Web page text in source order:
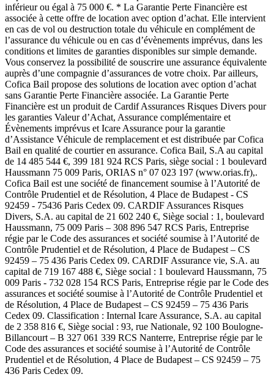
inférieur ou égal à 75 000 €. * La Garantie Perte Financière est
associée à cette offre de location avec option d’achat. Elle intervient
en cas de vol ou destruction totale du véhicule en complément de
l’assurance du véhicule ou en cas d’évènements imprévus, dans les
conditions et limites de garanties disponibles sur simple demande.
Vous conservez la possibilité de souscrire une assurance équivalente
auprès d’une compagnie d’assurances de votre choix. Par ailleurs,
Cofica Bail propose des solutions de location avec option d’achat
sans Garantie Perte Financière associée. La Garantie Perte
Financière est un produit de Cardif Assurances Risques Divers pour
les garanties Valeur d’Achat, Assurance complémentaire et
Évènements imprévus et Icare Assurance pour la garantie
d’Assistance Véhicule de remplacement et est distribuée par Cofica
Bail en qualité de courtier en assurance. Cofica Bail, S.A au capital
de 14 485 544 €, 399 181 924 RCS Paris, siège social : 1 boulevard
Haussmann 75 009 Paris, ORIAS n° 07 023 197 (www.orias.fr),.
Cofica Bail est une société de financement soumise à l’Autorité de
Contrôle Prudentiel et de Résolution, 4 Place de Budapest - CS
92459 - 75436 Paris Cedex 09. CARDIF Assurances Risques
Divers, S.A. au capital de 21 602 240 €, Siège social : 1, boulevard
Haussmann, 75 009 Paris – 308 896 547 RCS Paris, Entreprise
régie par le Code des assurances et société soumise à l’Autorité de
Contrôle Prudentiel et de Résolution, 4 Place de Budapest – CS
92459 – 75 436 Paris Cedex 09. CARDIF Assurance vie, S.A. au
capital de 719 167 488 €, Siège social : 1 boulevard Haussmann, 75
009 Paris - 732 028 154 RCS Paris, Entreprise régie par le Code des
assurances et société soumise à l’Autorité de Contrôle Prudentiel et
de Résolution, 4 Place de Budapest – CS 92459 – 75 436 Paris
Cedex 09. Classification : Internal Icare Assurance, S.A. au capital
de 2 358 816 €, Siège social : 93, rue Nationale, 92 100 Boulogne-
Billancourt – B 327 061 339 RCS Nanterre, Entreprise régie par le
Code des assurances et société soumise à l’Autorité de Contrôle
Prudentiel et de Résolution, 4 Place de Budapest – CS 92459 – 75
436 Paris Cedex 09.